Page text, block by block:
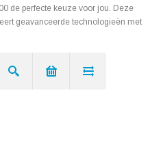
de perfecte keuze voor jou. Deze
geavanceerde technologieën met